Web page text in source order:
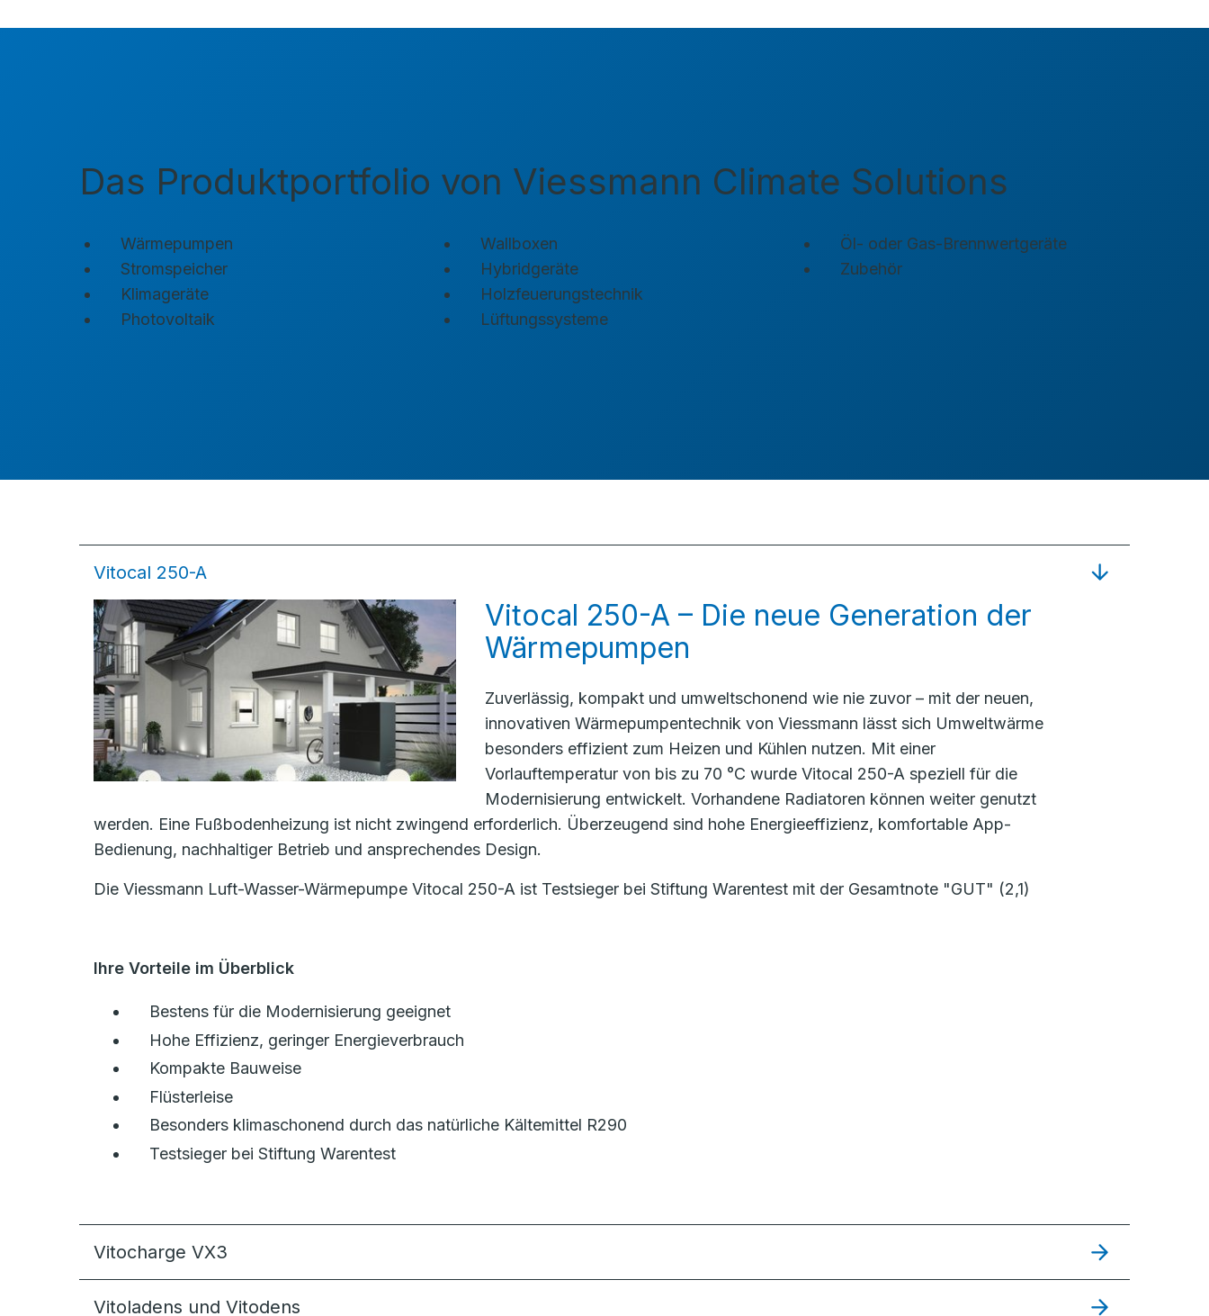
Das Produktportfolio von Viessmann Climate Solutions
Wärmepumpen
Stromspeicher
Klimageräte
Photovoltaik
Wallboxen
Hybridgeräte
Holzfeuerungstechnik
Lüftungssysteme
Öl- oder Gas-Brennwertgeräte
Zubehör
Vitocal 250-A
Vitocal 250-A – Die neue Generation der
Wärmepumpen
Zuverlässig, kompakt und umweltschonend wie nie zuvor – mit der neuen,
innovativen Wärmepumpentechnik von Viessmann lässt sich Umweltwärme
besonders effizient zum Heizen und Kühlen nutzen. Mit einer
Vorlauftemperatur von bis zu 70 °C wurde Vitocal 250-A speziell für die
Modernisierung entwickelt. Vorhandene Radiatoren können weiter genutzt
werden. Eine Fußbodenheizung ist nicht zwingend erforderlich. Überzeugend sind hohe Energieeffizienz, komfortable App-
Bedienung, nachhaltiger Betrieb und ansprechendes Design.
Die Viessmann Luft-Wasser-Wärmepumpe Vitocal 250-A ist Testsieger bei Stiftung Warentest mit der Gesamtnote "GUT" (2,1)
Ihre Vorteile im Überblick
Bestens für die Modernisierung geeignet
Hohe Effizienz, geringer Energieverbrauch
Kompakte Bauweise
Flüsterleise
Besonders klimaschonend durch das natürliche Kältemittel R290
Testsieger bei Stiftung Warentest
Vitocharge VX3
Vitoladens und Vitodens